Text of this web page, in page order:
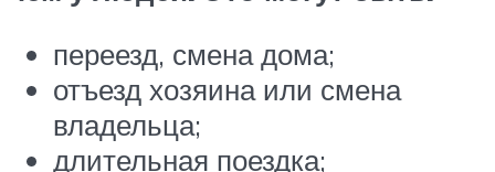
переезд, смена дома;
отъезд хозяина или смена
владельца;
длительная поездка;